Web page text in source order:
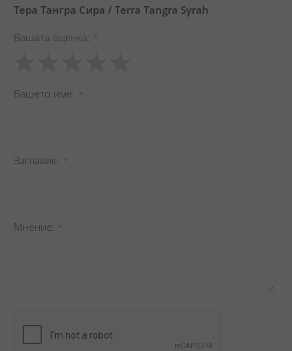
Тера Тангра Сира / Terra Tangra Syrah
Вашата оценка
star
stars
stars
stars
stars
Вашето име
Заглавиe
Мнение